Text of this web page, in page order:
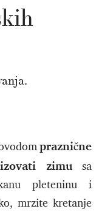
praznične
zimu sa
pleteninu i
mrzite kretanje